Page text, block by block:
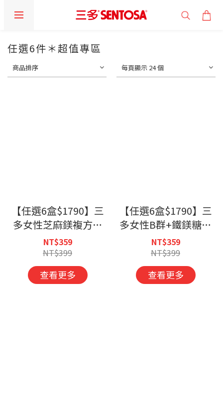
任選6件＊超值專區
商品排序 每頁顯示 24 個
【任選6盒$1790】三
多女性芝麻鎂複方錠
(60錠/盒)
NT$359
NT$399
查看更多
【任選6盒$1790】三
多女性B群+鐵鎂糖衣
錠 (60錠/盒)
NT$359
NT$399
查看更多